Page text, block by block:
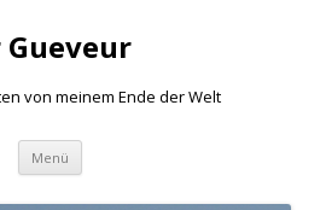
Gueveur
von meinem Ende der Welt
Menü Springe
Inhalt